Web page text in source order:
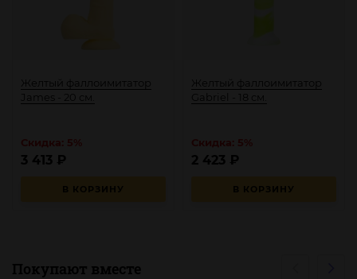
Желтый фаллоимитатор
James - 20 см.
В КОРЗИНУ
3 413 ₽
Желтый фаллоимитатор
Gabriel - 18 см.
В КОРЗИНУ
2 423 ₽
Покупают вместе